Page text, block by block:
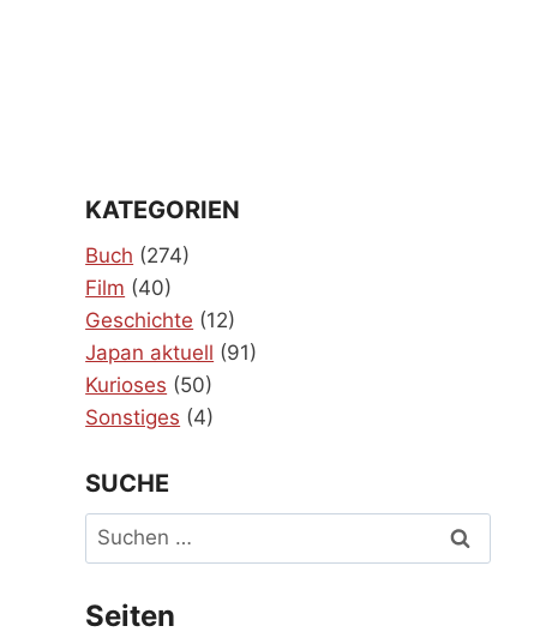
KATEGORIEN
Buch (274)
Film (40)
Geschichte (12)
Japan aktuell (91)
Kurioses (50)
Sonstiges (4)
SUCHE
Suchen
nach:
Seiten